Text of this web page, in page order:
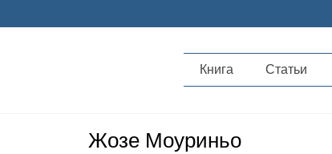
Книга Статьи
Жозе Моуриньо